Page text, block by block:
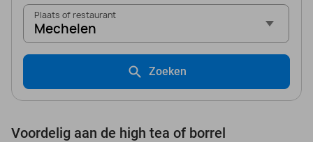
Plaats of restaurant
Mechelen
Zoeken
Voordelig aan de high tea of borrel